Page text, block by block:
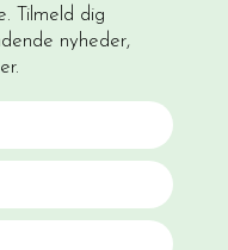
Tilmeld dig
nyheder,